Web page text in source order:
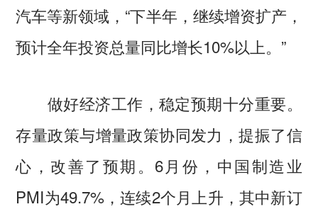
汽车等新领域，“下半年，继续增资扩产，
预计全年投资总量同比增长10%以上。”
做好经济工作，稳定预期十分重要。
存量政策与增量政策协同发力，提振了信
心，改善了预期。6月份，中国制造业
PMI为49.7%，连续2个月上升，其中新订